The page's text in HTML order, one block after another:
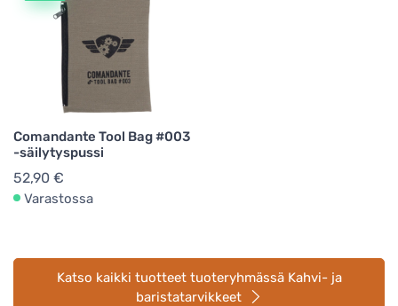
Comandante Tool Bag #003
-säilytyspussi
52,90 €
Varastossa
Katso kaikki tuotteet tuoteryhmässä Kahvi- ja
baristatarvikkeet